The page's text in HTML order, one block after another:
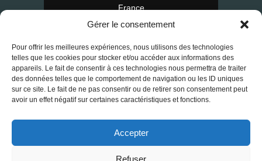
Gérer le consentement
Pour offrir les meilleures expériences, nous utilisons des technologies
telles que les cookies pour stocker et/ou accéder aux informations des
appareils. Le fait de consentir à ces technologies nous permettra de traiter
des données telles que le comportement de navigation ou les ID uniques
sur ce site. Le fait de ne pas consentir ou de retirer son consentement peut
avoir un effet négatif sur certaines caractéristiques et fonctions.
Accepter
Refuser
France
Tél : 1007
© 2025 RE-FAP — Tous droits réservés.
Contact • Mentions légales • CGV
•
RGPD
• Cookies